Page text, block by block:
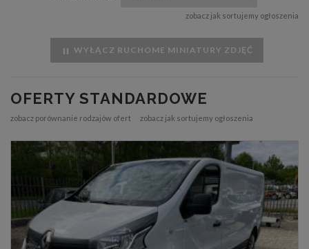
zobacz jak sortujemy ogłoszenia
WYŁĄCZ RUCHOME MINIATURY ZDJĘĆ
OFERTY STANDARDOWE
zobacz porównanie rodzajów ofert zobacz jak sortujemy ogłoszenia